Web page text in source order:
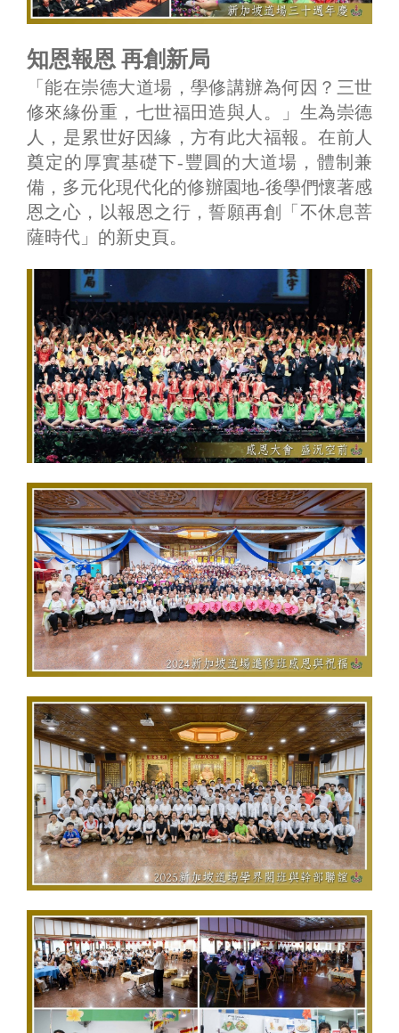
知恩報恩 再創新局
「能在崇德大道場，學修講辦為何因？三世
修來緣份重，七世福田造與人。」生為崇德
人，是累世好因緣，方有此大福報。在前人
奠定的厚實基礎下-豐圓的大道場，體制兼
備，多元化現代化的修辦園地-後學們懷著感
恩之心，以報恩之行，誓願再創「不休息菩
薩時代」的新史頁。